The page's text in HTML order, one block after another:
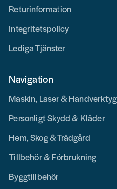
Returinformation
Integritetspolicy
Lediga Tjänster
Navigation
Maskin, Laser & Handverktyg
Personligt Skydd & Kläder
Hem, Skog & Trädgård
Tillbehör & Förbrukning
Byggtillbehör